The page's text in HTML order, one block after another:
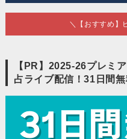
＼【おすすめ】
【PR】2025-26プレミ
占ライブ配信！31日間